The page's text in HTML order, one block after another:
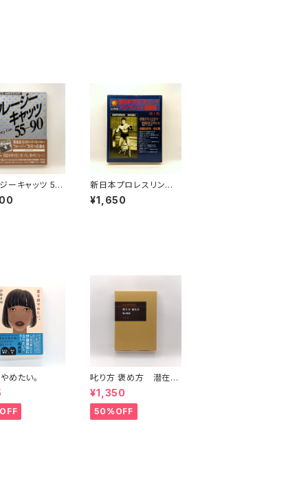
ーキャッツ 55
35TH AN
新日本プロレスリング
パンフレット縮刷版 第
１巻
¥1,650
めたい。
叱り方 褒め方 潜在意
識教育法叢書
¥1,350
50%OFF